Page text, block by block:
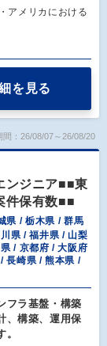
アメリカにおける
を見る
間：26/08/07～26/08/20
ジニア■■東
件保有数■■
県 / 栃木県 / 群馬
県 / 福井県 / 山梨
/ 京都府 / 大阪府
長崎県 / 熊本県 /
フラ基盤・構築
、構築、運用保